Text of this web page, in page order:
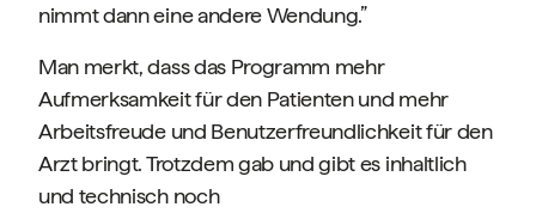
nimmt dann eine andere Wendung.”
Man merkt, dass das Programm mehr
Aufmerksamkeit für den Patienten und mehr
Arbeitsfreude und Benutzerfreundlichkeit für den
Arzt bringt. Trotzdem gab und gibt es inhaltlich
und technisch noch